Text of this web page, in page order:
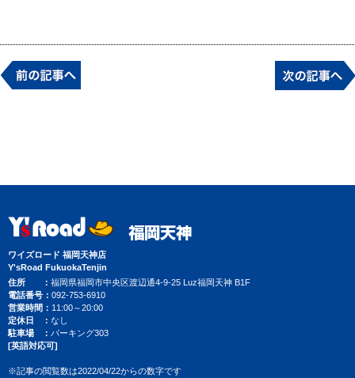
ワイズロード 福岡天神店
Y'sRoad FukuokaTenjin
住所
福岡県福岡市中央区渡辺通4-9-25 Luz福岡天神 B1F
電話番号
092-753-6910
営業時間
11:00～20:00
定休日
なし
駐車場
パーキング303
[英語対応可]
※記事の閲覧数は2022/04/22からの数字です